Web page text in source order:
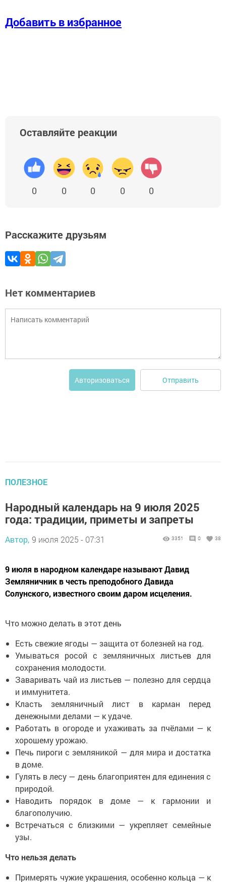
Добавить в избранное
Оставляйте реакции
0 0 0 0 0
Расскажите друзьям
Нет комментариев
Авторизоваться Отправить
ПОЛЕЗНОЕ
Народный календарь на 9 июля 2025
года: традиции, приметы и запреты
Автор, 9 июля 2025 - 07:31 3351 0 38
9 июля в народном календаре называют Давид
Земляничник в честь преподобного Давида
Солунского, известного своим даром исцеления.
Что можно делать в этот день
Есть свежие ягоды — защита от болезней на год.
Умываться росой с земляничных листьев для
сохранения молодости.
Заваривать чай из листьев — полезно для сердца
и иммунитета.
Класть земляничный лист в карман перед
денежными делами — к удаче.
Работать в огороде и ухаживать за пчёлами — к
хорошему урожаю.
Печь пироги с земляникой — для мира и достатка
в доме.
Гулять в лесу — день благоприятен для единения с
природой.
Наводить порядок в доме — к гармонии и
благополучию.
Встречаться с близкими — укрепляет семейные
узы.
Что нельзя делать
Примерять чужие украшения, особенно кольца — к